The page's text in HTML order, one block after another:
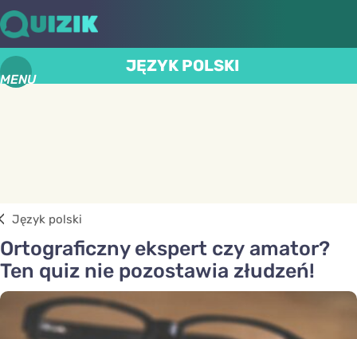
MENU
JĘZYK POLSKI
Język polski
Ortograficzny ekspert czy amator?
Ten quiz nie pozostawia złudzeń!